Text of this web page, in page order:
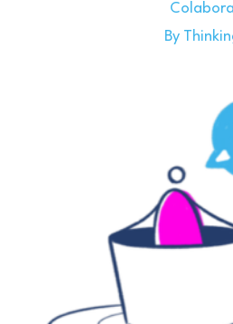
Colabora
By